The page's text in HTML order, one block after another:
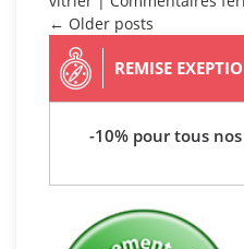
← Older posts
REMISE
-10% pour tous